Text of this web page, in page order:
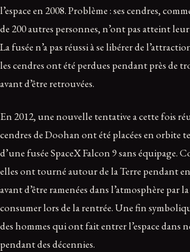
l’espace en 2008. Problème : ses cendres,
de 200 autres personnes, n’ont pas atteint
La fusée n’a pas réussi à se libérer de
les cendres ont été perdues pendant près de
avant d’être retrouvées.
En 2012, une nouvelle tentative a cette fois
cendres de Doohan ont été placées en orbite
d’une fusée SpaceX Falcon 9 sans équipage.
elles ont tourné autour de la Terre pendant
avant d’être ramenées dans l’atmosphère par
consumer lors de la rentrée. Une fin
des hommes qui ont fait entrer l’espace dans
pendant des décennies.